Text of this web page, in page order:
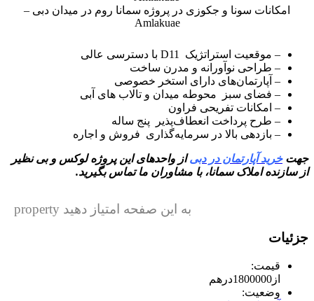
امکانات سونا و جکوزی در پروژه سمانا روم در میدان دبی –
Amlakuae
– موقعیت استراتژیک D11 با دسترسی عالی
– طراحی نوآورانه و مدرن ساخت
– آپارتمان‌های دارای استخر خصوصی
– فضای سبز محوطه میدان و تالاب های آبی
– امکانات تفریحی فراون
– طرح پرداخت انعطاف‌پذیر پنج ساله
– بازدهی بالا در سرمایه‌گذاری فروش و اجاره
جهتخرید آپارتمان در دبیاز واحدهای این پروژه لوکس و بی نظیر
از سازنده املاک سمانا، با مشاوران ما تماس بگیرید.
به این صفحه امتیاز دهید property
جزئیات
قیمت:
از 1800000درهم
وضعیت: